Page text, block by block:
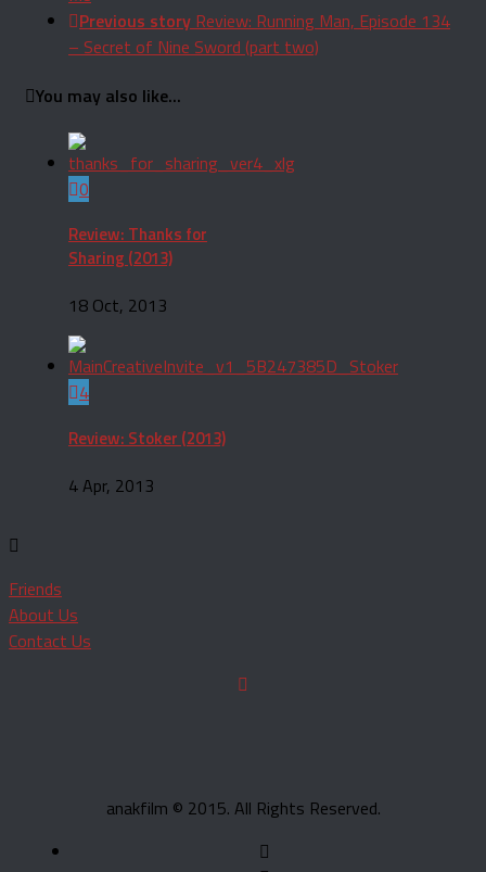
Previous story Review: Running Man, Episode 134
– Secret of Nine Sword (part two)
You may also like...
0
Review: Thanks for
Sharing (2013)
18 Oct, 2013
4
Review: Stoker (2013)
4 Apr, 2013
Friends
About Us
Contact Us
anakfilm © 2015. All Rights Reserved.